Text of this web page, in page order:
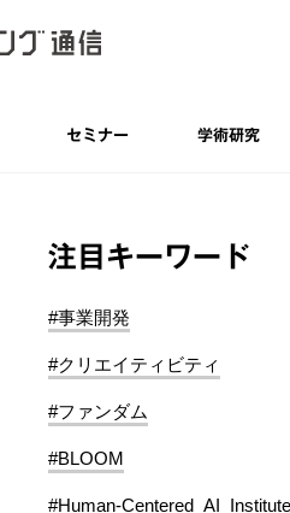
セミナー 学術研究
注目キーワード
#事業開発
#クリエイティビティ
#ファンダム
#BLOOM
#Human-Centered_AI_Institute